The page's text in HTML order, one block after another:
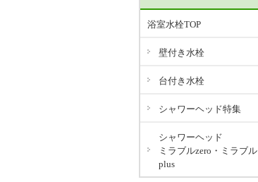
浴室水栓TOP
壁付き水栓
台付き水栓
シャワーヘッド特集
シャワーヘッド
ミラブルzero・ミラブル
plus